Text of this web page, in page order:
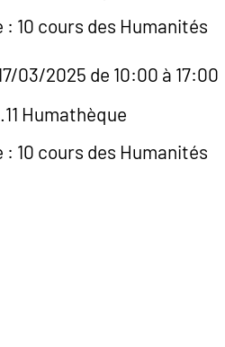
: 10 cours des Humanités
03/2025 de 10:00 à 17:00
Humathèque
: 10 cours des Humanités